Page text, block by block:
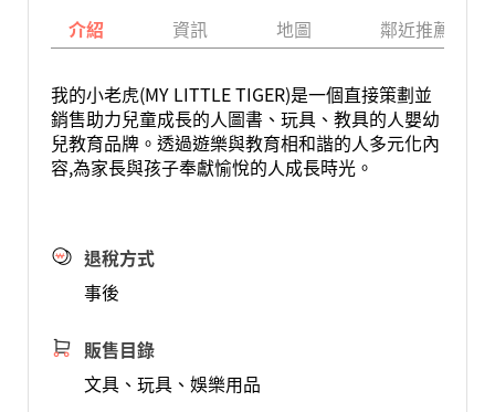
介紹 資訊 地圖 鄰近推薦景點
我的小老虎(MY LITTLE TIGER)是一個直接策劃並
銷售助力兒童成長的人圖書、玩具、教具的人嬰幼
兒教育品牌。透過遊樂與教育相和諧的人多元化內
容,為家長與孩子奉獻愉悅的人成長時光。
退稅方式
事後
販售目錄
文具、玩具、娛樂用品